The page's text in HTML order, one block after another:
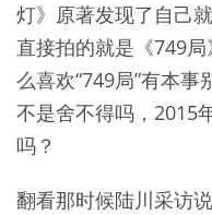
灯》原著发现了自己
直接拍的就是《749
么喜欢“749局”有本
不是舍不得吗，2015
吗？
翻看那时候陆川采访